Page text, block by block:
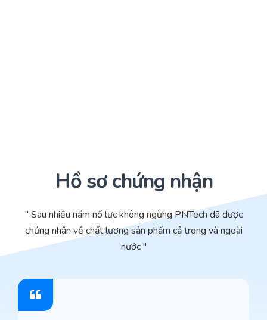
Hồ sơ chứng nhận
" Sau nhiều năm nổ lực không ngừng PNTech đã được
chứng nhận về chất lượng sản phẩm cả trong và ngoài
nước "